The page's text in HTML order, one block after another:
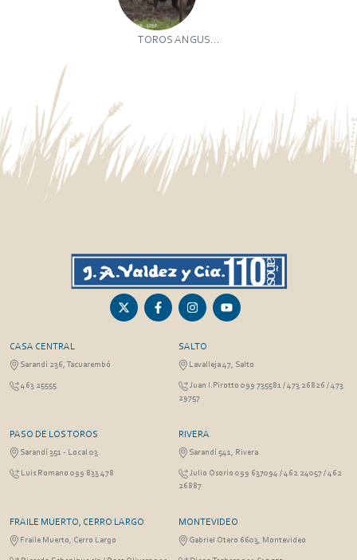
TOROS ANGUS...
CASA CENTRAL
Sarandí 236, Tacuarembó
463 25555
SALTO
Lavalleja 47, Salto
Juan I.Pirotto 099 735581 / 473 26826 / 473
29757
PASO DE LOS TOROS
Sarandí 351 - Local 03
Luis Romano 099 833 478
RIVERA
Sarandí 541, Rivera
Julio Osorio 099 637094 / 462 24057 / 462
26887
FRAILE MUERTO, CERRO LARGO
Fraile Muerto, Cerro Largo
MONTEVIDEO
Gabriel Otero 6603, Montevideo